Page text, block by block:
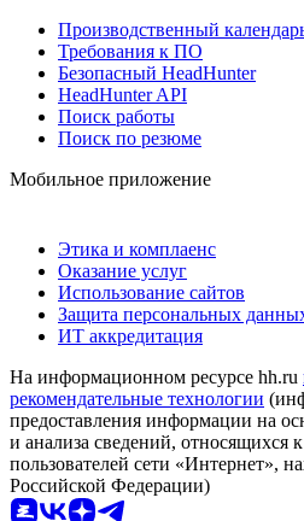
Производственный
Требования к ПО
Безопасный HeadHunter
HeadHunter API
Поиск работы
Поиск по резюме
Мобильное приложение
Этика и комплаенс
Оказание услуг
Использование сайтов
Защита персональных
ИТ аккредитация
На информационном ресурсе hh.ru
рекомендательные технологии
предоставления информации на
и анализа сведений, относящихся
пользователей сети «Интернет»,
Российской Федерации)